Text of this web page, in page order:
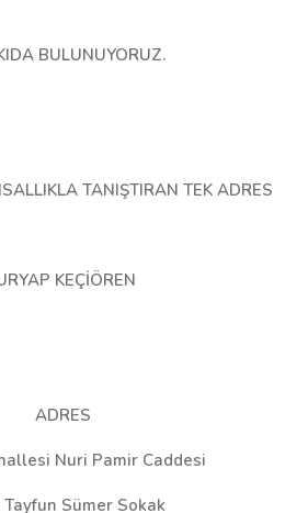
BULUNUYORUZ.
TANIŞTIRAN TEK ADRES
KEÇİÖREN
ADRES
Nuri Pamir Caddesi
Sümer Sokak